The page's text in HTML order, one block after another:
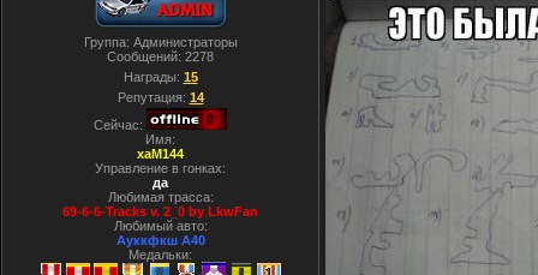
Группа: Администраторы
Сообщений: 2278
Награды: 15
Репутация: 14
Сейчас:
Имя:
xaM144
Управление в гонках:
да
Любимая трасса:
69-6-6-Tracks v. 2_0 by LkwFan
Любимый авто:
Ауккфкш А40
Медальки: